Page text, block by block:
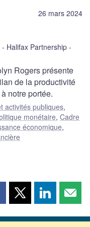
26 mars 2024
Halifax Partnership
Rogers présente
de la productivité
notre portée.
activités publiques,
monétaire,Cadre
économique,
Partager
page
Partager
page page